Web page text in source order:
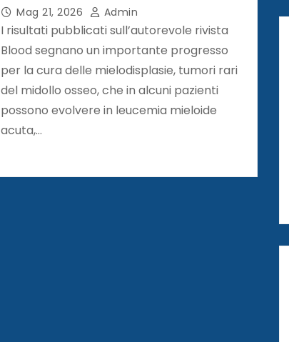
acuta
Mag 21, 2026 Admin
I risultati pubblicati sull’autorevole rivista
Blood segnano un importante progresso
per la cura delle mielodisplasie, tumori rari
del midollo osseo, che in alcuni pazienti
possono evolvere in leucemia mieloide
acuta,…